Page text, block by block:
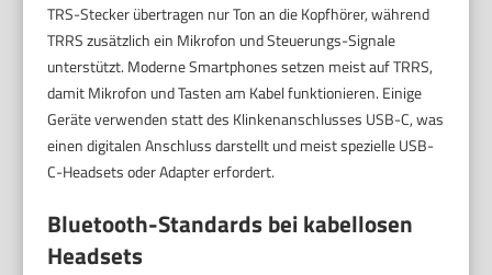
TRS-Stecker übertragen nur Ton an die Kopfhörer, während
TRRS zusätzlich ein Mikrofon und Steuerungs-Signale
unterstützt. Moderne Smartphones setzen meist auf TRRS,
damit Mikrofon und Tasten am Kabel funktionieren. Einige
Geräte verwenden statt des Klinkenanschlusses USB-C, was
einen digitalen Anschluss darstellt und meist spezielle USB-
C-Headsets oder Adapter erfordert.
Bluetooth-Standards bei kabellosen
Headsets